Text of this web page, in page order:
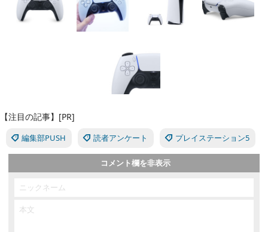
【注目の記事】[PR]
編集部PUSH 読者アンケート プレイステーション5
コメント欄を非表示